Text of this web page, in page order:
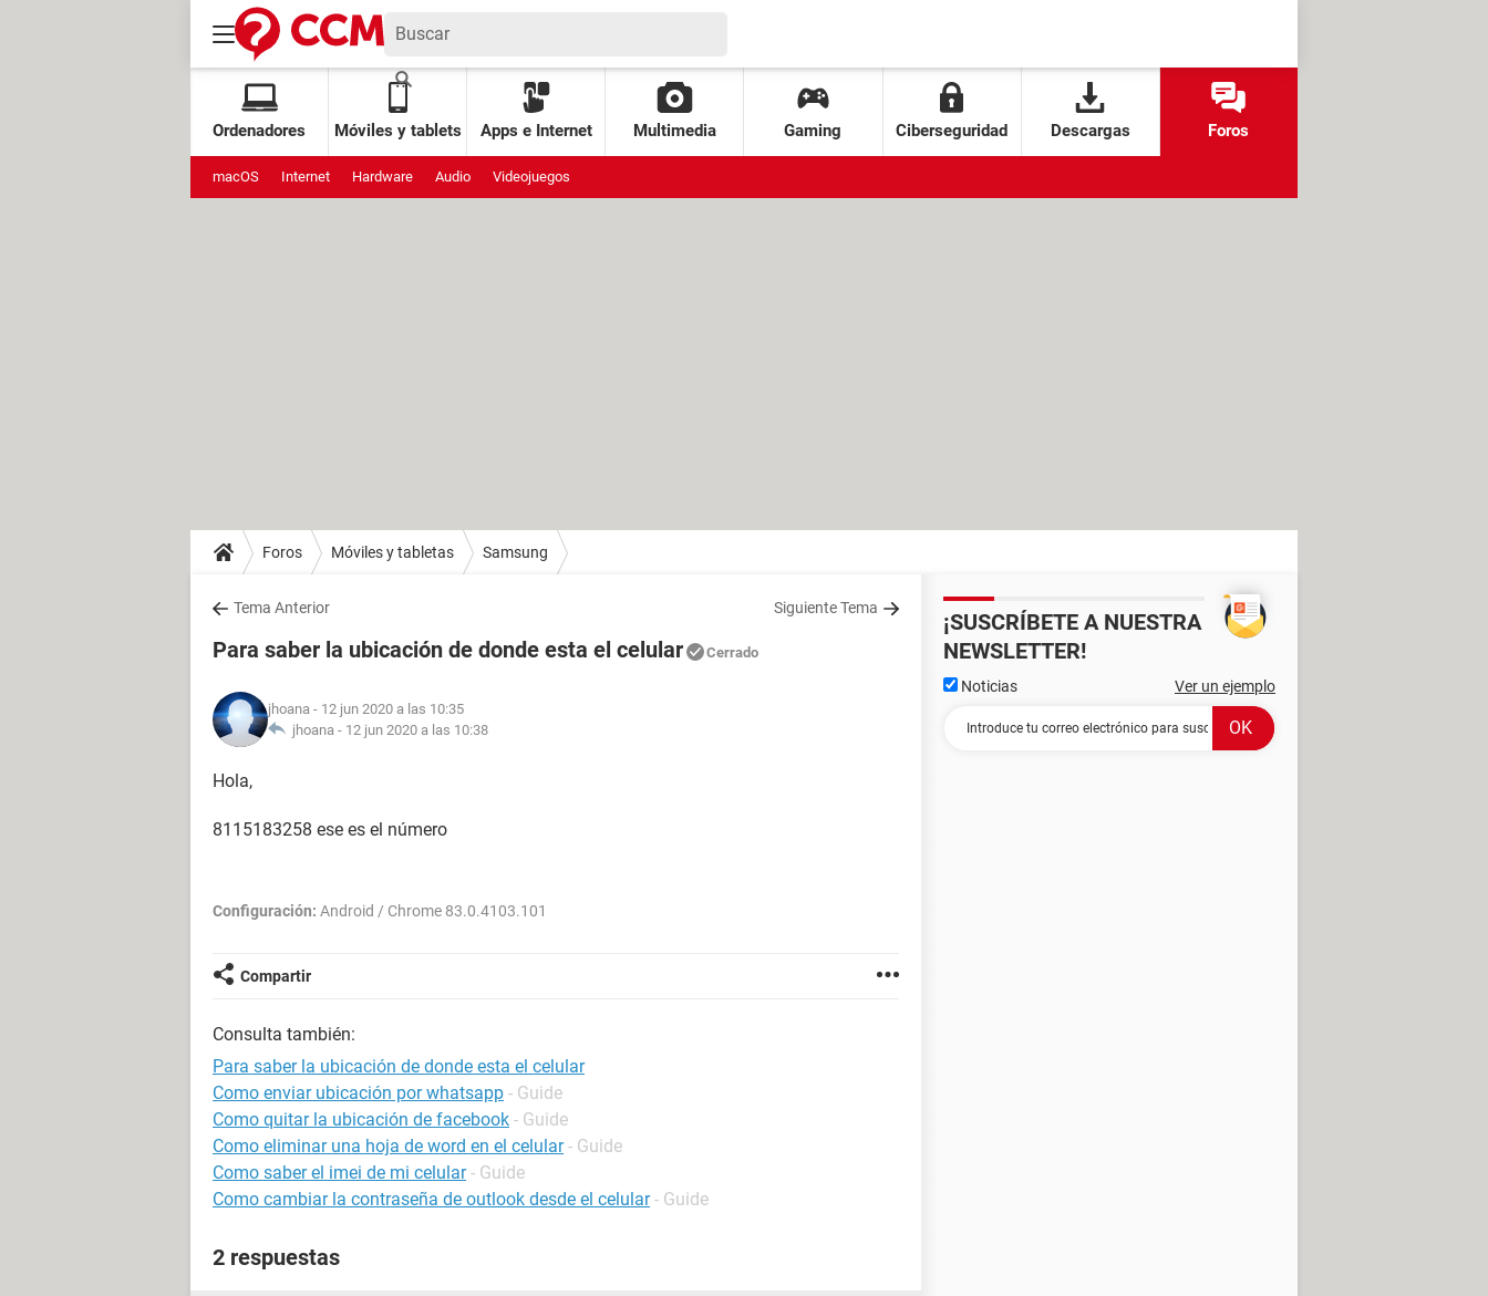
Ordenadores Móviles y tablets Apps e Internet Multimedia Gaming Ciberseguridad Descargas Foros
macOS Internet Hardware Audio Videojuegos
Foros Móviles y tabletas Samsung
Tema Anterior Siguiente Tema
Para saber la ubicación de donde esta el celular Cerrado
jhoana - 12 jun 2020 a las 10:35
jhoana - 12 jun 2020 a las 10:38
Hola,
8115183258 ese es el número
Configuración: Android / Chrome 83.0.4103.101
Compartir
Consulta también:
Para saber la ubicación de donde esta el celular
Como enviar ubicación por whatsapp - Guide
Como quitar la ubicación de facebook - Guide
Como eliminar una hoja de word en el celular - Guide
Como saber el imei de mi celular - Guide
Como cambiar la contraseña de outlook desde el celular - Guide
2 respuestas
¡SUSCRÍBETE A NUESTRA
NEWSLETTER!
Noticias Ver un ejemplo